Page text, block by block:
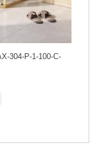
304-P-1-100-C-